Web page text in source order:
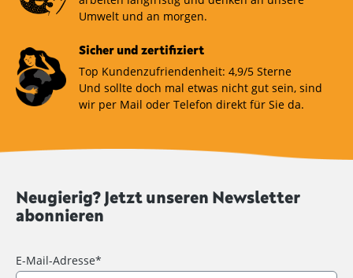
Umwelt und an morgen.
Sicher und zertifiziert
Top Kundenzufriendenheit: 4,9/5 Sterne
Und sollte doch mal etwas nicht gut sein, sind
wir per Mail oder Telefon direkt für Sie da.
Neugierig? Jetzt unseren Newsletter
abonnieren
E-Mail-Adresse*